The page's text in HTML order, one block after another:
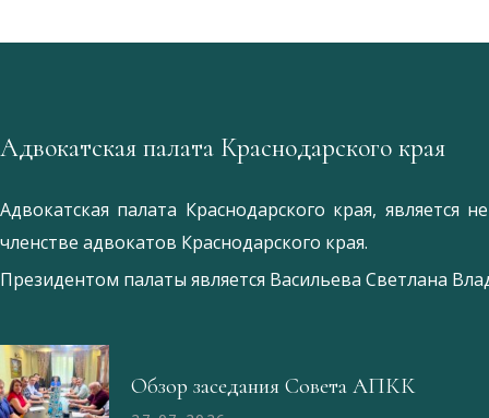
Адвокатская палата Краснодарского края
Адвокатская палата Краснодарского края, является
членстве адвокатов Краснодарского края.
Президентом палаты является Ваcильева Светлана
Обзор заседания Совета АПКК